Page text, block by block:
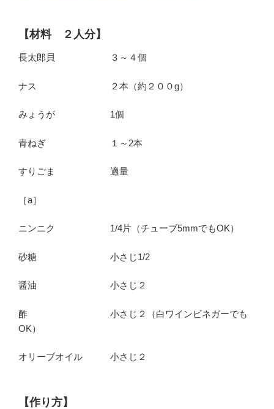
【材料 ２人分】
長太郎貝 ３～４個
ナス ２本（約２００g）
みょうが 1個
青ねぎ １～2本
すりごま 適量
［a］
ニンニク 1/4片（チューブ5mmでもOK）
砂糖 小さじ1/2
醤油 小さじ２
酢 小さじ２（白ワインビネガーでも
OK）
オリーブオイル 小さじ２
【作り方】